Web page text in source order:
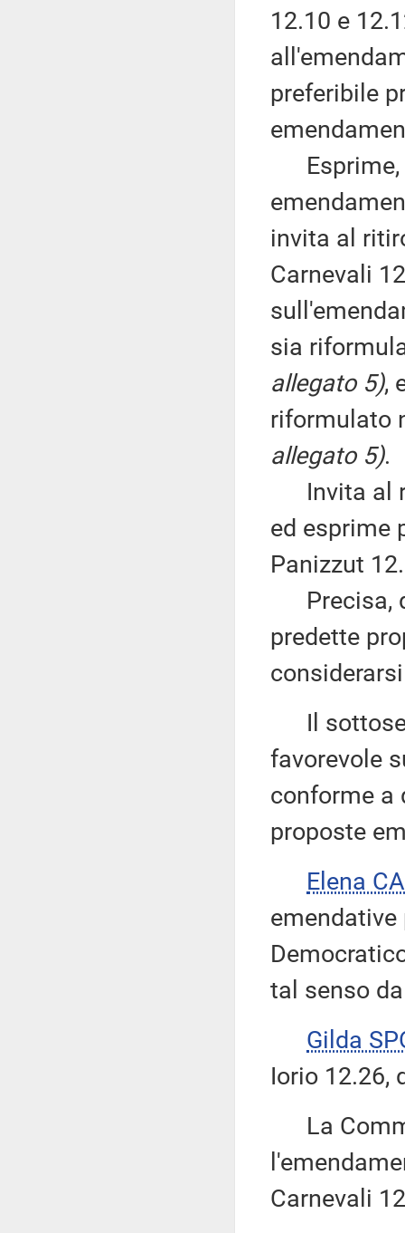
12.10 e
preferibile
Esprime,
invita al
Carnevali
sia
allegato 5),
riformulato
allegato 5).
Invita al
ed esprime
Panizzut
Precisa,
predette
Il
favorevole
conforme a
proposte
Elena
tal senso
Gilda
Iorio 12.26,
La
Carnevali